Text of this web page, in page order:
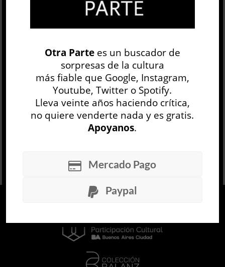
última ciudad de la provincia de Buenos Aires,
su paisaje, se convierten en escenario, austero y
minimalista, de la carencia. Allí parece que nada
pasión, ni la justicia; y sin embargo, la
desesperanza no c...
LEER MÁS
Otra Partees un buscador de
sorpresas de la cultura
más fiable que Google, Instagram,
Youtube, Twitter o Spotify.
Lleva veinte años haciendo crítica,
no quiere venderte nada y es gratis.
Apoyanos.
Mercado Pago
Paypal